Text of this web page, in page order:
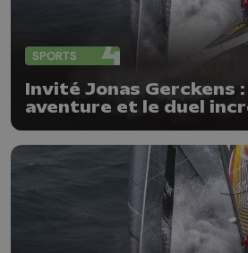
SPORTS
Invité Jonas Gerckens
aventure et le duel